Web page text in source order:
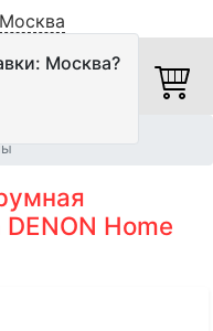
Москва
Москва?
Home